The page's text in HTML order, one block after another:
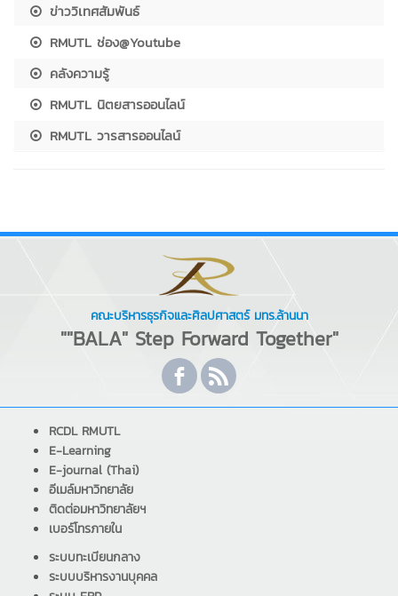
ข่าววิเทศสัมพันธ์
RMUTL ช่อง@Youtube
คลังความรู้
RMUTL นิตยสารออนไลน์
RMUTL วารสารออนไลน์
คณะบริหารธุรกิจและศิลปศาสตร์ มทร.ล้านนา
""BALA" Step Forward Together"
RCDL RMUTL
E-Learning
E-journal (Thai)
อีเมล์มหาวิทยาลัย
ติดต่อมหาวิทยาลัยฯ
เบอร์โทรภายใน
ระบบทะเบียนกลาง
ระบบบริหารงานบุคคล